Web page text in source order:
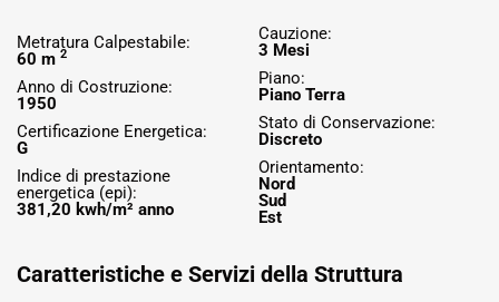
Metratura Calpestabile:
60 m 2
Anno di Costruzione:
1950
Certificazione Energetica:
G
Indice di prestazione
energetica (epi):
381,20 kwh/m² anno
Cauzione:
3 Mesi
Piano:
Piano Terra
Stato di Conservazione:
Discreto
Orientamento:
Nord
Sud
Est
Caratteristiche e Servizi della Struttura